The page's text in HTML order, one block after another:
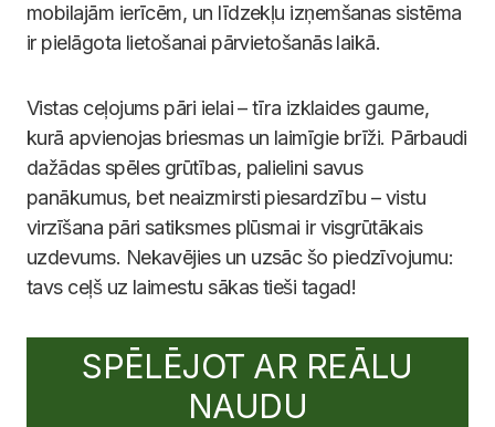
mobilajām ierīcēm, un līdzekļu izņemšanas sistēma
ir pielāgota lietošanai pārvietošanās laikā.
Vistas ceļojums pāri ielai – tīra izklaides gaume,
kurā apvienojas briesmas un laimīgie brīži. Pārbaudi
dažādas spēles grūtības, palielini savus
panākumus, bet neaizmirsti piesardzību – vistu
virzīšana pāri satiksmes plūsmai ir visgrūtākais
uzdevums. Nekavējies un uzsāc šo piedzīvojumu:
tavs ceļš uz laimestu sākas tieši tagad!
SPĒLĒJOT AR REĀLU
NAUDU